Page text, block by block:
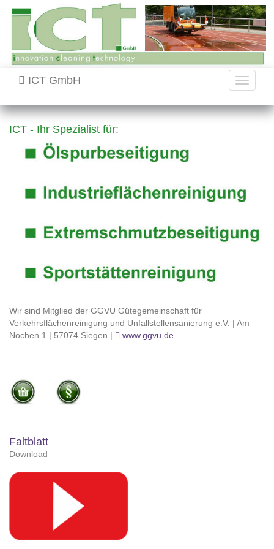
Toggle
ICT GmbH
ICT - Ihr Spezialist für:
Wir sind Mitglied der GGVU Gütegemeinschaft für
Verkehrsflächenreinigung und Unfallstellensanierung e.V. | Am
Nochen 1 | 57074 Siegen |
www.ggvu.de
Faltblatt
Download